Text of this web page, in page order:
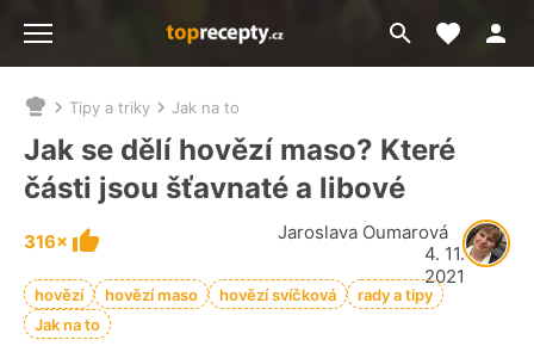
Přejít
na
Moje
Nacházíte
se
zde:
Tipy a triky Jak na to
Jak se dělí hovězí maso? Které
části jsou šťavnaté a libové
316×
Jaroslava Oumarová
4. 11.
2021
hovězí hovězí maso hovězí svíčková
rady a tipy
Jak na to